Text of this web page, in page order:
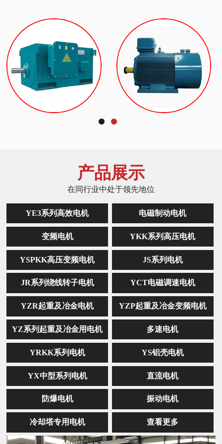
产品展示
在同行业中处于领先地位
YE3系列高效电机 电磁制动电机
变频电机 YKK系列高压电机
YSPKK高压变频电机 JS系列电机
JR系列绕线转子电机 YCT电磁调速电机
YZR起重及冶金电机 YZP起重及冶金变频电机
YZ系列起重及冶金用电机 多速电机
YRKK系列电机 YS铝壳电机
YX中型系列电机 直流电机
防爆电机 振动电机
冷却塔专用电机 查看更多